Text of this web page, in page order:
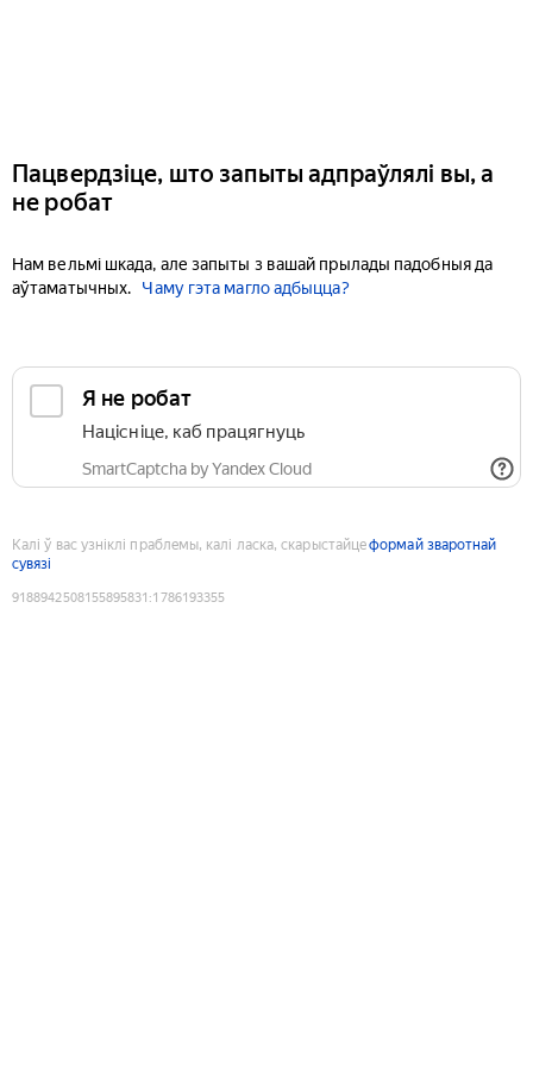
Пацвердзіце, што запыты адпраўлялі вы, а
не робат
Нам вельмі шкада, але запыты з вашай прылады падобныя да
аўтаматычных.
Чаму гэта магло адбыцца?
Я не робат
Націсніце, каб працягнуць
SmartCaptcha by Yandex Cloud
Калі ў вас узніклі праблемы, калі ласка, скарыстайцеформай зваротнай
сувязі
9188942508155895831 :1786193355